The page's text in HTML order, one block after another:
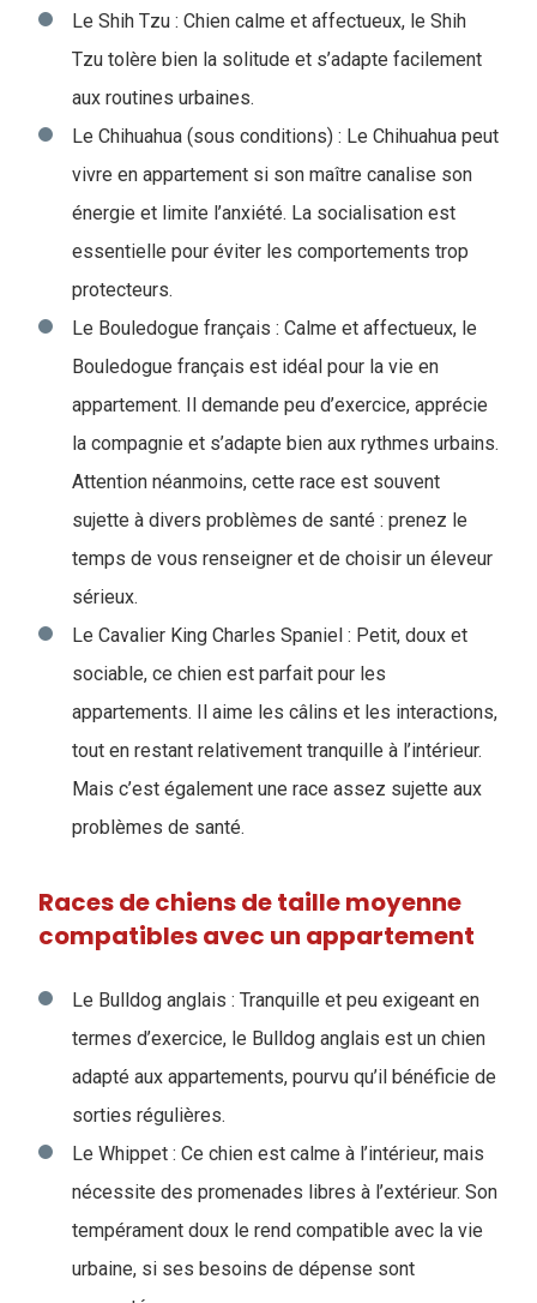
Le Shih Tzu : Chien calme et affectueux, le Shih
Tzu tolère bien la solitude et s’adapte facilement
aux routines urbaines.
Le Chihuahua (sous conditions) : Le Chihuahua peut
vivre en appartement si son maître canalise son
énergie et limite l’anxiété. La socialisation est
essentielle pour éviter les comportements trop
protecteurs.
Le Bouledogue français : Calme et affectueux, le
Bouledogue français est idéal pour la vie en
appartement. Il demande peu d’exercice, apprécie
la compagnie et s’adapte bien aux rythmes urbains.
Attention néanmoins, cette race est souvent
sujette à divers problèmes de santé : prenez le
temps de vous renseigner et de choisir un éleveur
sérieux.
Le Cavalier King Charles Spaniel : Petit, doux et
sociable, ce chien est parfait pour les
appartements. Il aime les câlins et les interactions,
tout en restant relativement tranquille à l’intérieur.
Mais c’est également une race assez sujette aux
problèmes de santé.
Races de chiens de taille moyenne
compatibles avec un appartement
Le Bulldog anglais : Tranquille et peu exigeant en
termes d’exercice, le Bulldog anglais est un chien
adapté aux appartements, pourvu qu’il bénéficie de
sorties régulières.
Le Whippet : Ce chien est calme à l’intérieur, mais
nécessite des promenades libres à l’extérieur. Son
tempérament doux le rend compatible avec la vie
urbaine, si ses besoins de dépense sont